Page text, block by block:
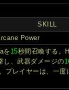
SKILL
Power
を 15秒間召喚する。
し、武器ダメージの
プレイヤーは、一